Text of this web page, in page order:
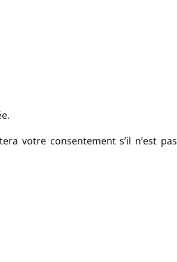
votre consentement s’il n’est pas